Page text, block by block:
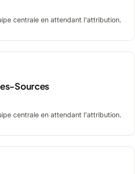
centrale en attendant l'attribution.
Sources
centrale en attendant l'attribution.